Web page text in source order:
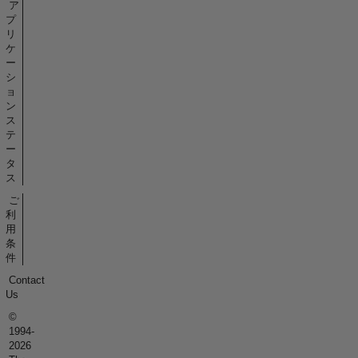
ア
プ
リ
ケ
ー
シ
ョ
ン
ス
テ
ー
タ
ス
ご
利
用
条
件
Contact
Us
©
1994-
2026